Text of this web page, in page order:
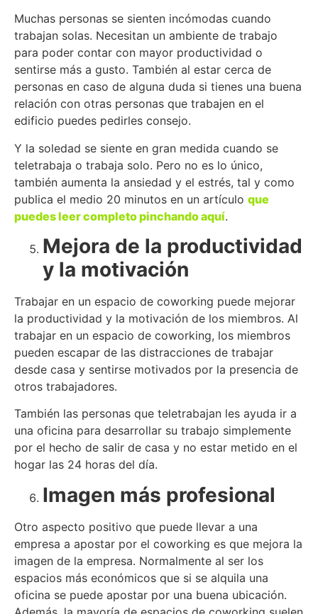
Muchas personas se sienten incómodas cuando
trabajan solas. Necesitan un ambiente de trabajo
para poder contar con mayor productividad o
sentirse más a gusto. También al estar cerca de
personas en caso de alguna duda si tienes una buena
relación con otras personas que trabajen en el
edificio puedes pedirles consejo.
Y la soledad se siente en gran medida cuando se
teletrabaja o trabaja solo. Pero no es lo único,
también aumenta la ansiedad y el estrés, tal y como
publica el medio 20 minutos en un artículo que
puedes leer completo pinchando aquí.
Mejora de la productividad
y la motivación
Trabajar en un espacio de coworking puede mejorar
la productividad y la motivación de los miembros. Al
trabajar en un espacio de coworking, los miembros
pueden escapar de las distracciones de trabajar
desde casa y sentirse motivados por la presencia de
otros trabajadores.
También las personas que teletrabajan les ayuda ir a
una oficina para desarrollar su trabajo simplemente
por el hecho de salir de casa y no estar metido en el
hogar las 24 horas del día.
Imagen más profesional
Otro aspecto positivo que puede llevar a una
empresa a apostar por el coworking es que mejora la
imagen de la empresa. Normalmente al ser los
espacios más económicos que si se alquila una
oficina se puede apostar por una buena ubicación.